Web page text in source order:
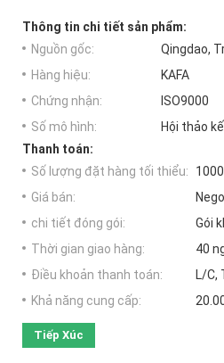
Thông tin chi tiết sản phẩm:
Nguồn gốc:
Qingdao,
Hàng hiệu:
KAFA
Chứng nhận:
ISO9000
Số mô hình:
Hội thảo
Thanh toán:
Số lượng đặt hàng tối thiểu:
Giá bán:
chi tiết đóng gói:
Gói
Thời gian giao hàng:
40
Điều khoản thanh toán:
L/C,
Khả năng cung cấp:
Tiếp Xúc